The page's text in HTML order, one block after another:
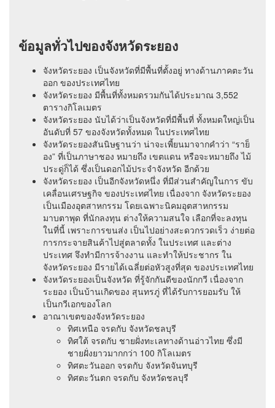
ข้อมูลทั่วไปของจังหวัดระยอง
จังหวัดระยอง เป็นจังหวัดที่มีพื้นที่ตั้งอยู่ ทางด้านภาคตะวัน
ออก ของประเทศไทย
จังหวัดระยอง มีพื้นที่ทั้งหมดรวมกันได้ประมาณ 3,552
ตารางกิโลเมตร
จังหวัดระยอง นับได้ว่าเป็นจังหวัดที่มีพื้นที่ ทั้งหมดใหญ่เป็น
อันดับที่ 57 ของจังหวัดทั้งหมด ในประเทศไทย
จังหวัดระยองสันนิษฐานว่า น่าจะเพี้ยนมาจากคำว่า “ราย็
อง” ที่เป็นภาษาชอง หมายถึง เขตแดน หรือจะหมายถึง ไม้
ประดู่ก็ได้ ซึ่งเป็นดอกไม้ประจำจังหวัด อีกด้วย
จังหวัดระยอง เป็นอีกจังหวัดหนึ่ง ที่มีส่วนสำคัญในการ ขับ
เคลื่อนเศรษฐกิจ ของประเทศไทย เนื่องจาก จังหวัดระยอง
เป็นเมืองอุตสาหกรรม โดยเฉพาะนิคมอุตสาหกรรม
มาบตาพุด ที่นักลงทุน ต่างให้ความสนใจ เลือกที่จะลงทุน
ในที่นี้ เพราะการขนส่ง เป็นไปอย่างสะดวกรวดเร็ว ง่ายต่อ
การกระจายสินค้าไปสู่ตลาดทั้ง ในประเทศ และต่าง
ประเทศ จึงทำมีการจ้างงาน และทำให้ประชากร ใน
จังหวัดระยอง มีรายได้เฉลี่ยต่อหัวสูงที่สุด ของประเทศไทย
จังหวัดระยองเป็นจังหวัด ที่รู้จักกันดีของนักกวี เนื่องจาก
ระยอง เป็นบ้านเกิดของ สุนทรภู่ ที่ได้รับการยอมรับ ให้
เป็นกวีเอกของโลก
อาณาเขตของจังหวัดระยอง
ทิศเหนือ จรดกับ จังหวัดชลบุรี
ทิศใต้ จรดกับ ชายฝั่งทะเลทางด้านอ่าวไทย ซึ่งมี
ชายฝั่งยาวมากกว่า 100 กิโลเมตร
ทิศตะวันออก จรดกับ จังหวัดจันทบุรี
ทิศตะวันตก จรดกับ จังหวัดชลบุรี